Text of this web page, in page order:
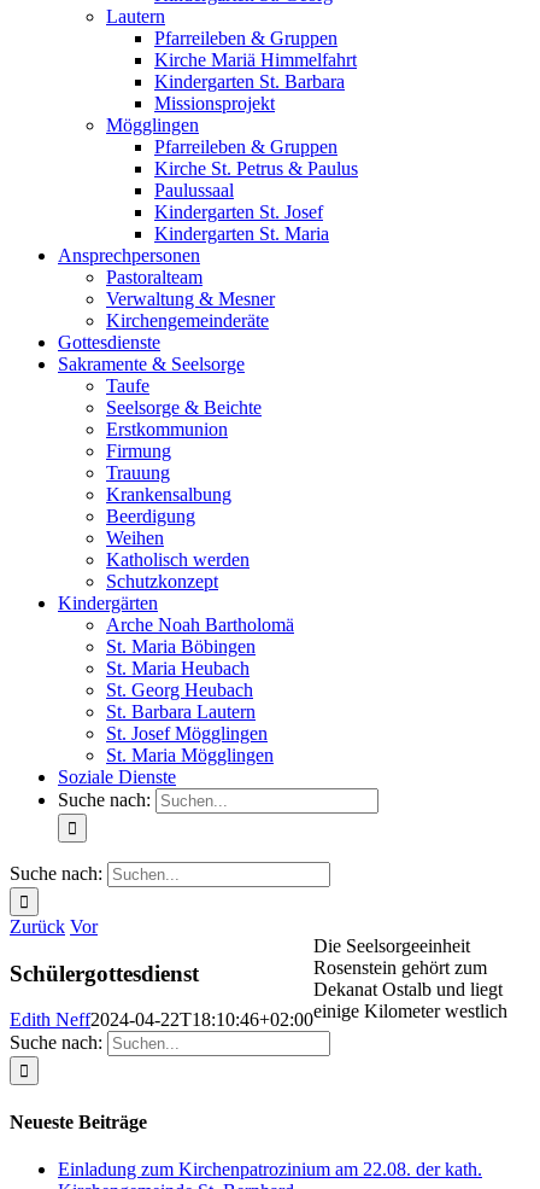
Lautern
Pfarreileben & Gruppen
Kirche Mariä Himmelfahrt
Kindergarten St. Barbara
Missionsprojekt
Mögglingen
Pfarreileben & Gruppen
Kirche St. Petrus & Paulus
Paulussaal
Kindergarten St. Josef
Kindergarten St. Maria
Ansprechpersonen
Pastoralteam
Verwaltung & Mesner
Kirchengemeinderäte
Gottesdienste
Sakramente & Seelsorge
Taufe
Seelsorge & Beichte
Erstkommunion
Firmung
Trauung
Krankensalbung
Beerdigung
Weihen
Katholisch werden
Schutzkonzept
Kindergärten
Arche Noah Bartholomä
St. Maria Böbingen
St. Maria Heubach
St. Georg Heubach
St. Barbara Lautern
St. Josef Mögglingen
St. Maria Mögglingen
Soziale Dienste
Suche nach:
Suche nach:
Zurück Vor
Schülergottesdienst
Edith Neff2024-04-22T18:10:46+02:00
Suche nach:
Neueste Beiträge
Einladung zum Kirchenpatrozinium am 22.08. der kath.
Die Seelsorgeeinheit
Rosenstein gehört zum
Dekanat Ostalb und liegt
einige Kilometer westlich